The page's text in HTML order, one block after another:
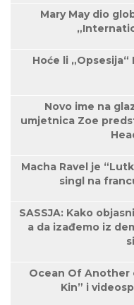
Mary May dio
Hoće li
Novo ime na
umjetnica Zoe
Macha Ravel je
singl na
SASSJA: Kako
a da izađemo iz
Ocean Of Another
Kin” i